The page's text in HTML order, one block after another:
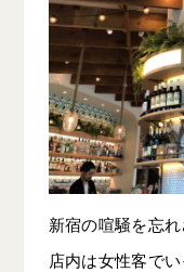
新宿の喧騒を忘
店内は女性客でい